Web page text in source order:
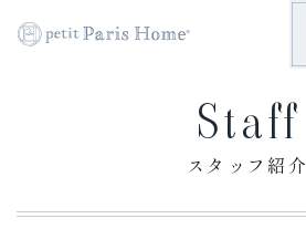
Staff
スタッフ紹介